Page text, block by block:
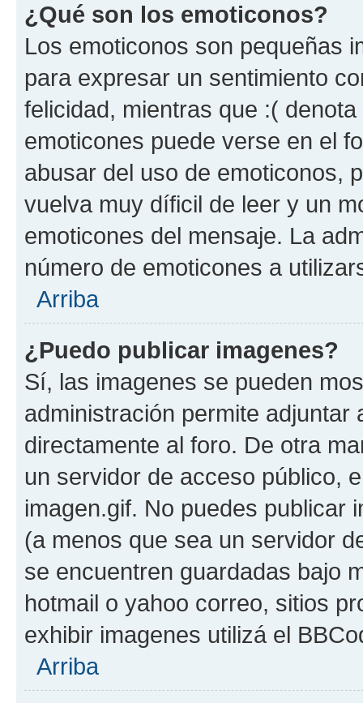
¿Qué son los emoticonos?
Los emoticonos son pequeñas
para expresar un sentimiento
felicidad, mientras que :(
emoticones puede verse en el
abusar del uso de emoticonos,
vuelva muy díficil de leer y un
emoticones del mensaje. La
número de emoticones a
Arriba
¿Puedo publicar imagenes?
Sí, las imagenes se pueden
administración permite
directamente al foro. De otra
un servidor de acceso público,
imagen.gif. No puedes publicar
(a menos que sea un servidor
se encuentren guardadas bajo
hotmail o yahoo correo, sitios
exhibir imagenes utilizá el
Arriba